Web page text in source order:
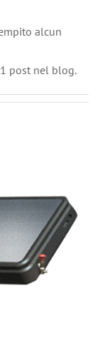
alcun
post nel blog.
linea di